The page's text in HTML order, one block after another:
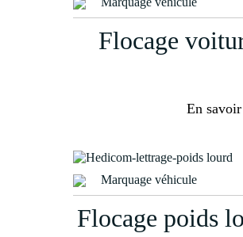
Flocage
En
Marquage véhicule
Flocage poids